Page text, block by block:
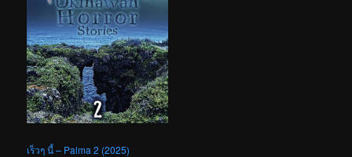
เร็วๆ นี้ – Palma 2 (2025)